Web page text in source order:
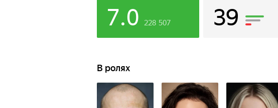
7.0 228 507 39
В ролях